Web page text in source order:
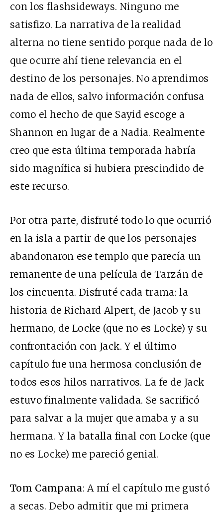
con los flashsideways. Ninguno me
satisfizo. La narrativa de la realidad
alterna no tiene sentido porque nada de lo
que ocurre ahí tiene relevancia en el
destino de los personajes. No aprendimos
nada de ellos, salvo información confusa
como el hecho de que Sayid escoge a
Shannon en lugar de a Nadia. Realmente
creo que esta última temporada habría
sido magnífica si hubiera prescindido de
este recurso.
Por otra parte, disfruté todo lo que ocurrió
en la isla a partir de que los personajes
abandonaron ese templo que parecía un
remanente de una película de Tarzán de
los cincuenta. Disfruté cada trama: la
historia de Richard Alpert, de Jacob y su
hermano, de Locke (que no es Locke) y su
confrontación con Jack. Y el último
capítulo fue una hermosa conclusión de
todos esos hilos narrativos. La fe de Jack
estuvo finalmente validada. Se sacrificó
para salvar a la mujer que amaba y a su
hermana. Y la batalla final con Locke (que
no es Locke) me pareció genial.
Tom Campana: A mí el capítulo me gustó
a secas. Debo admitir que mi primera